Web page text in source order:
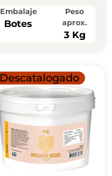
Embalaje
Botes
Peso
aprox.
3 Kg
Descatalogado